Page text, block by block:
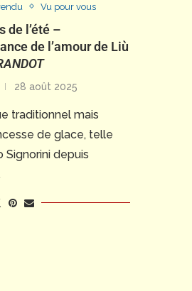
Vu pour vous
de l’été –
de l’amour de Liù
28 août 2025
traditionnel mais
de glace, telle
depuis